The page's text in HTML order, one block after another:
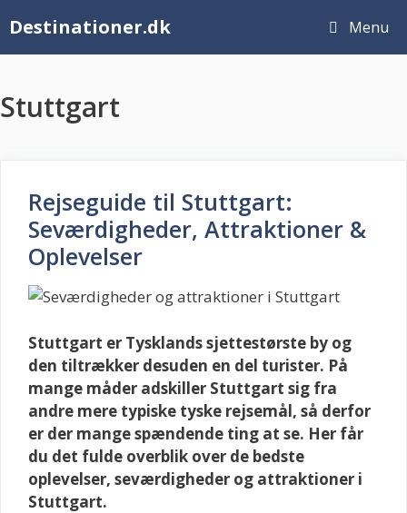
til
indhold
Destinationer.dk Menu
Stuttgart
Rejseguide til Stuttgart:
Seværdigheder, Attraktioner &
Oplevelser
Stuttgart er Tysklands sjettestørste by og
den tiltrækker desuden en del turister. På
mange måder adskiller Stuttgart sig fra
andre mere typiske tyske rejsemål, så derfor
er der mange spændende ting at se. Her får
du det fulde overblik over de bedste
oplevelser, seværdigheder og attraktioner i
Stuttgart.